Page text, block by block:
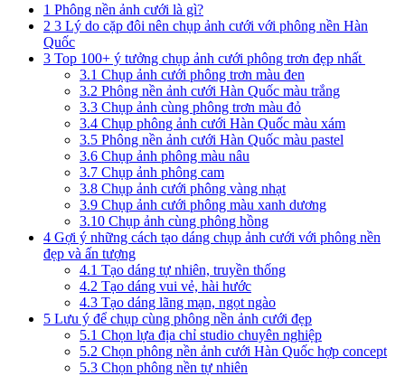
1 Phông nền ảnh cưới là gì?
2 3 Lý do cặp đôi nên chụp ảnh cưới với phông nền Hàn
Quốc
3 Top 100+ ý tưởng chụp ảnh cưới phông trơn đẹp nhất
3.1 Chụp ảnh cưới phông trơn màu đen
3.2 Phông nền ảnh cưới Hàn Quốc màu trắng
3.3 Chụp ảnh cùng phông trơn màu đỏ
3.4 Chụp phông ảnh cưới Hàn Quốc màu xám
3.5 Phông nền ảnh cưới Hàn Quốc màu pastel
3.6 Chụp ảnh phông màu nâu
3.7 Chụp ảnh phông cam
3.8 Chụp ảnh cưới phông vàng nhạt
3.9 Chụp ảnh cưới phông màu xanh dương
3.10 Chụp ảnh cùng phông hồng
4 Gợi ý những cách tạo dáng chụp ảnh cưới với phông nền
đẹp và ấn tượng
4.1 Tạo dáng tự nhiên, truyền thống
4.2 Tạo dáng vui vẻ, hài hước
4.3 Tạo dáng lãng mạn, ngọt ngào
5 Lưu ý để chụp cùng phông nền ảnh cưới đẹp
5.1 Chọn lựa địa chỉ studio chuyên nghiệp
5.2 Chọn phông nền ảnh cưới Hàn Quốc hợp concept
5.3 Chọn phông nền tự nhiên